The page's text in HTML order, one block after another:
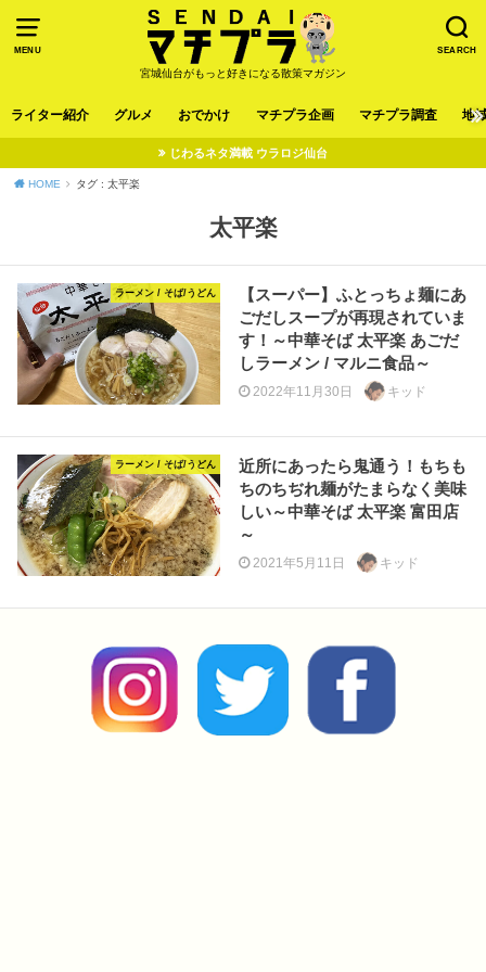
MENU SEARCH
宮城仙台がもっと好きになる散策マガジン
ライター紹介 グルメ おでかけ マチプラ企画 マチプラ調査 地
じわるネタ満載 ウラロジ仙台
HOME タグ : 太平楽
太平楽
ラーメン / そば/うどん
【スーパー】ふとっちょ麺にあ
ごだしスープが再現されていま
す！～中華そば 太平楽 あごだ
しラーメン / マルニ食品～
2022年11月30日 キッド
ラーメン / そば/うどん
近所にあったら鬼通う！もちも
ちのちぢれ麺がたまらなく美味
しい～中華そば 太平楽 富田店
～
2021年5月11日 キッド